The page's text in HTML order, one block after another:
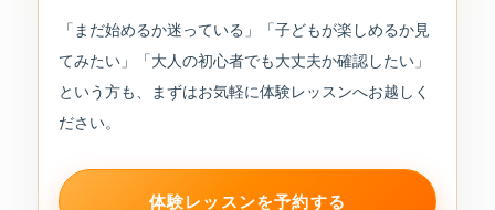
「まだ始めるか迷っている」「子どもが楽しめるか見
てみたい」「大人の初心者でも大丈夫か確認したい」
という方も、まずはお気軽に体験レッスンへお越しく
ださい。
体験レッスンを予約する